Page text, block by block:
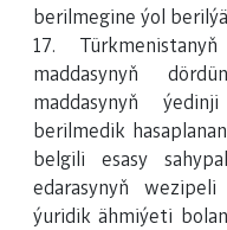
berilmegine ýol
17.
maddasynyň
maddasynyň
berilmedik
belgili esasy
edarasynyň
ýuridik ähmiýeti